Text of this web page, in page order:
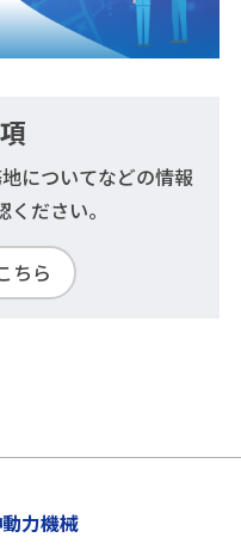
についてなどの情報
ださい。
ちら
力機械